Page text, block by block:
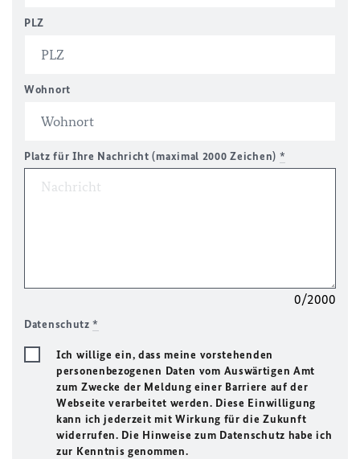
PLZ
Wohnort
Platz für Ihre Nachricht (maximal 2000 Zeichen) *
0/2000
Datenschutz*
Ich willige ein, dass meine vorstehenden
personenbezogenen Daten vom Auswärtigen Amt
zum Zwecke der Meldung einer Barriere auf der
Webseite verarbeitet werden. Diese Einwilligung
kann ich jederzeit mit Wirkung für die Zukunft
widerrufen. Die Hinweise zum Datenschutz habe ich
zur Kenntnis genommen.